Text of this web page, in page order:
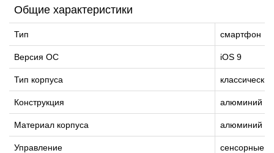
Общие характеристики
Тип смартфон
Версия ОС iOS 9
Тип корпуса классический
Конструкция алюминий
Материал корпуса алюминий и
Управление сенсорные